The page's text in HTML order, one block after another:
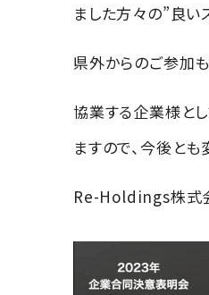
ました方々の”良い
県外からのご参加
協業する企業様と
ますので、今後と
Re-Holdings株式